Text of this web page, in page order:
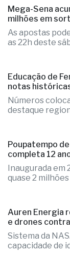
Mega-Sena
milhões em
As apostas
as 22h deste
Educação de
notas
Números
destaque
Poupatempo
completa 12
Inaugurada em
quase 2
Auren Energia
e drones
Sistema da
capacidade de